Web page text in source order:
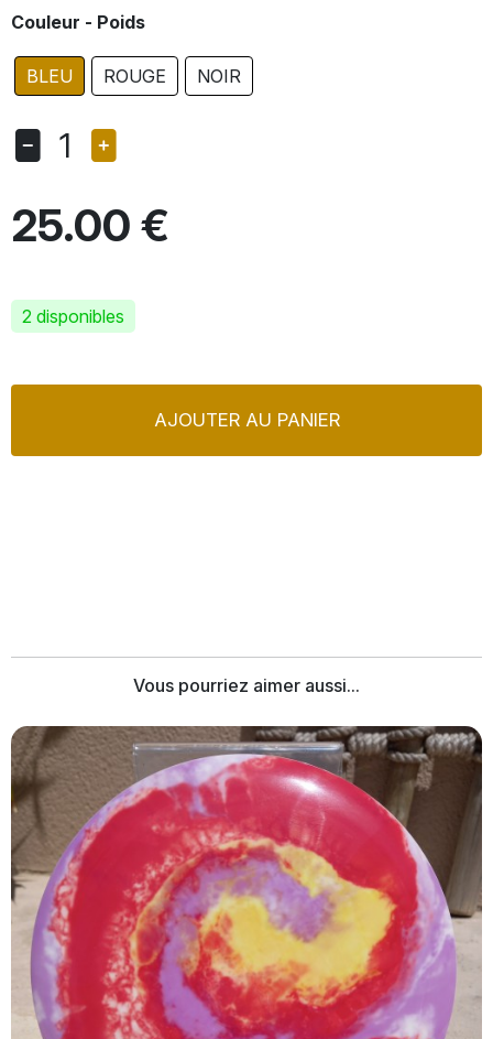
Couleur - Poids
BLEU ROUGE NOIR
1
25.00 €
2 disponibles
AJOUTER AU PANIER
Vous pourriez aimer aussi...